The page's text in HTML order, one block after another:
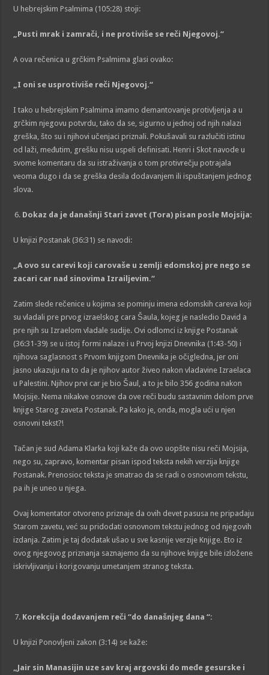
U hebrejskim Psalmima (105:28) stoji:
„Pusti mrak i zamrači, i ne protiviše se reči Njegovoj.“
A ova rečenica u grčkim Psalmima glasi ovako:
„I oni se usprotiviše reči Njegovoj.“
I tako u hebrejskim Psalmima imamo demantovanje protivljenja a u
grčkim njegovu potvrdu, tako da se, sigurno u jednoj od njih nalazi
greška, što su i njihovi učenjaci priznali. Pokušavali su razlučiti istinu
od laži, međutim, grešku nisu uspeli definisati. Henri i Skot navode u
svome komentaru da su istraživanja o tom protivrečju potrajala
veoma dugo i da se greška desila dodavanjem ili ispuštanjem jednog
slova.
Dokaz da je današnji Stari zavet (Tora) pisan pos e Mojsija:
U knjizi Postanak (36:31) se navodi:
„A ovo su carevi koji carovaše u zemlji edomskoj pre nego se
zacari car nad sinovima Izrailjevim.“
Zatim slede rečenice u kojima se pominju imena edomskih careva koji
su vladali pre prvog izraelskog cara Šaula, kojeg je nasledio David a
pre njih su Izraelom vladale sudije. Ovi odlomci iz knjige Postanak
(36:31-39) se u istoj formi nalaze i u Prvoj knjizi Dnevnika (1:43-50) i
njihova saglasnost s Prvom knjigom Dnevnika je očigledna, jer oni
jasno ukazuju na to da je njihov autor živeo nakon vladavine Izraelaca
u Palestini. Njihov prvi car je bio Šaul, a to je bilo 356 godina nakon
Mojsije. Nema nikakve osnove da ove reči budu sastavnim delom prve
knjige Starog zaveta Postanak. Pa kako je, onda, mogla ući u njen
osnovni tekst?!
Tačan je sud Adama Klarka koji kaže da ovo uopšte nisu reči Mojsija,
nego su, zapravo, komentar pisan ispod teksta nekih verzija knjige
Postanak. Prenosioc teksta je smatrao da se radi o osnovnom tekstu,
pa ih je uneo u njega.
Ovaj komentator otvoreno priznaje da ovih devet pasusa ne pripadaju
Starom zavetu, već su pridodati osnovnom tekstu jednog od njegovih
izdanja. Zatim je taj dodatak ušao u sve kasnije verzije Knjige. Eto iz
ovog njegovog priznanja saznajemo da su njihove knjige bile izložene
iskrivljivanju i korigovanju umetanjem stranog teksta.
Korekcija dodavanjem reči “do današnjeg dana “:
U knjizi Ponovljeni zakon (3:14) se kaže:
„Jair sin Manasijin uze sav kraj argovski do međe gesurske i